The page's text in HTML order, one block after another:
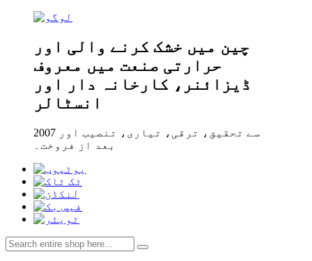
چین میں خشک کرنے والی اور
حرارتی صنعت میں معروف
ڈیزائنر، کارخانہ دار اور
انسٹالر
2007 سے تحقیق، ترقی، تیاری، تنصیب اور
بعد از فروخت۔